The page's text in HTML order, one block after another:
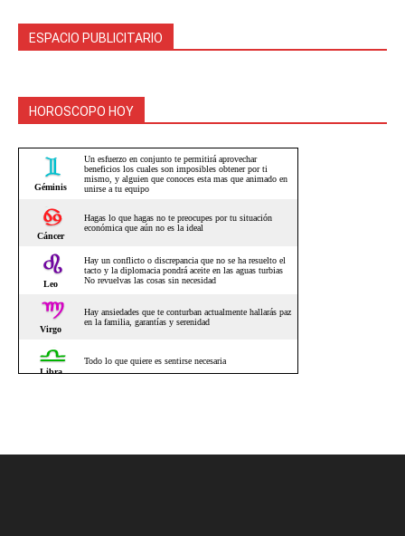
ESPACIO PUBLICITARIO
HOROSCOPO HOY